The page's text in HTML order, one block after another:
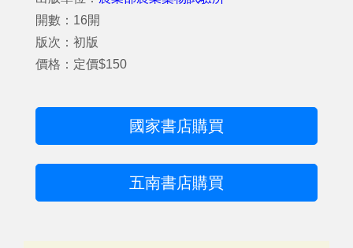
開數：16開
版次：初版
價格：定價$150
國家書店購買
五南書店購買